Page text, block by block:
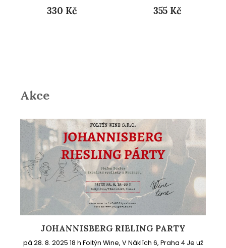
330 Kč 355 Kč
Akce
JOHANNISBERG RIELING PARTY
pá 28. 8. 2025 18 h Foltýn Wine, V Náklích 6, Praha 4 Je už